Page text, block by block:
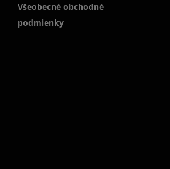
Všeobecné obchodné
podmienky